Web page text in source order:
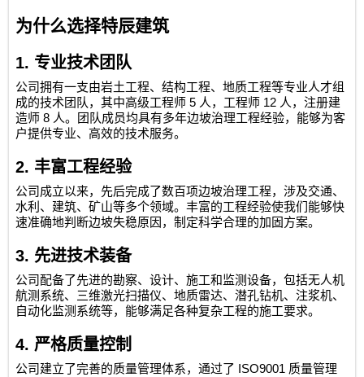
为什么选择特辰建筑
1. 专业技术团队
公司拥有一支由岩土工程、结构工程、地质工程等专业人才组
成的技术团队，其中高级工程师 5 人，工程师 12 人，注册建
造师 8 人。团队成员均具有多年边坡治理工程经验，能够为客
户提供专业、高效的技术服务。
2. 丰富工程经验
公司成立以来，先后完成了数百项边坡治理工程，涉及交通、
水利、建筑、矿山等多个领域。丰富的工程经验使我们能够快
速准确地判断边坡失稳原因，制定科学合理的加固方案。
3. 先进技术装备
公司配备了先进的勘察、设计、施工和监测设备，包括无人机
航测系统、三维激光扫描仪、地质雷达、潜孔钻机、注浆机、
自动化监测系统等，能够满足各种复杂工程的施工要求。
4.严格质量控制
公司建立了完善的质量管理体系，通过了 ISO9001 质量管理